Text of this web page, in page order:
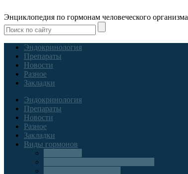
Энциклопедия по гормонам человеческого организма
Эндокринология
Препараты
Новости
Разное
Закладки
Эндокринология
Препараты
Новости
Разное
Закладки
Виды гормонов